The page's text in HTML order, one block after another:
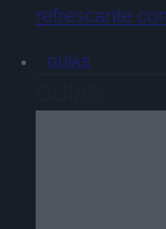
refrescante
GUÍAS